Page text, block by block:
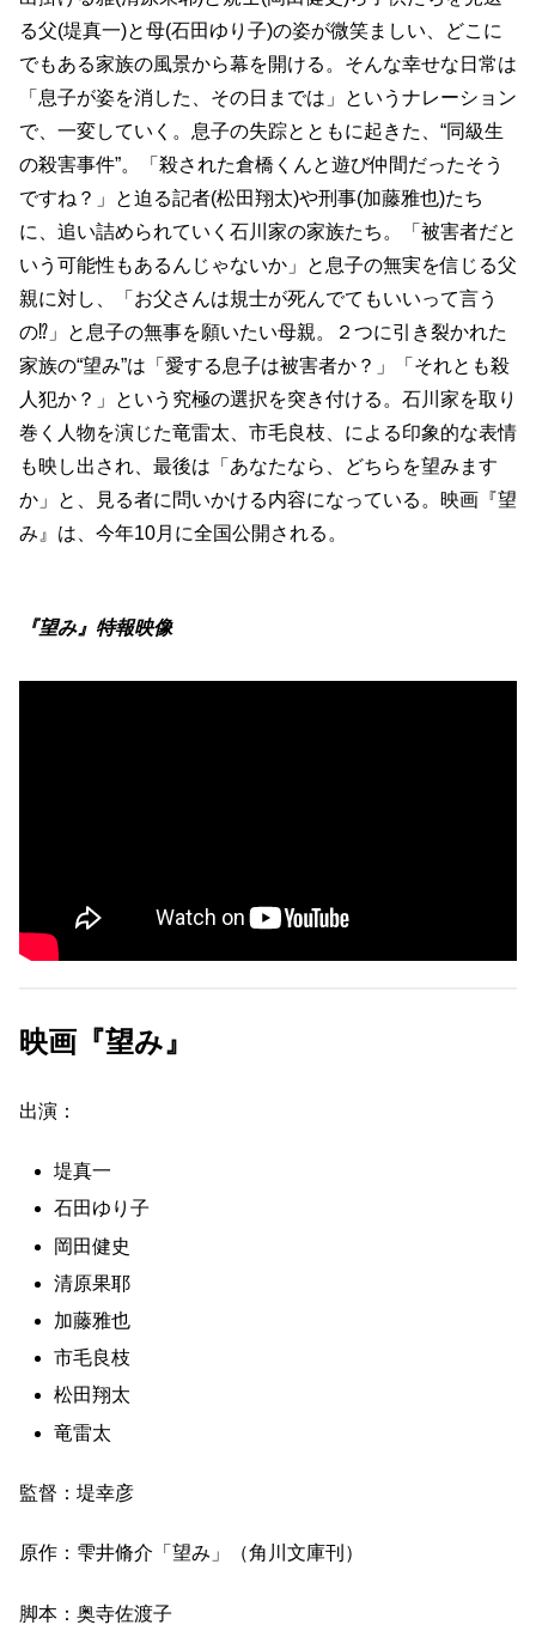
る父(堤真一)と母(石田ゆり子)の姿が微笑ましい、どこに
でもある家族の風景から幕を開ける。そんな幸せな日常は
「息子が姿を消した、その日までは」というナレーション
で、一変していく。息子の失踪とともに起きた、“同級生
の殺害事件”。「殺された倉橋くんと遊び仲間だったそう
ですね？」と迫る記者(松田翔太)や刑事(加藤雅也)たち
に、追い詰められていく石川家の家族たち。「被害者だと
いう可能性もあるんじゃないか」と息子の無実を信じる父
親に対し、「お父さんは規士が死んでてもいいって言う
の⁉」と息子の無事を願いたい母親。２つに引き裂かれた
家族の“望み”は「愛する息子は被害者か？」「それとも殺
人犯か？」という究極の選択を突き付ける。石川家を取り
巻く人物を演じた竜雷太、市毛良枝、による印象的な表情
も映し出され、最後は「あなたなら、どちらを望みます
か」と、見る者に問いかける内容になっている。映画『望
み』は、今年10月に全国公開される。
『望み』特報映像
映画『望み』
出演：
堤真一
石田ゆり子
岡田健史
清原果耶
加藤雅也
市毛良枝
松田翔太
竜雷太
監督：堤幸彦
原作：雫井脩介「望み」（角川文庫刊）
脚本：奥寺佐渡子